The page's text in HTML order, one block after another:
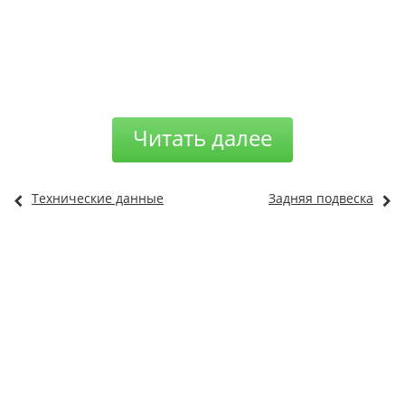
Читать далее
Технические данные Задняя подвеска